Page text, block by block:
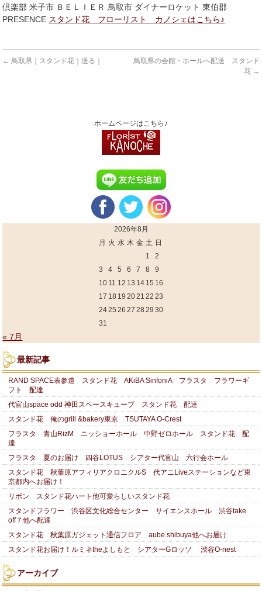
倶楽部 米子市 ＢＥＬＩＥＲ 鳥取市 ダイナーロケット 東伯郡
PRESENCE スタンド花 フローリスト カノシェはこちら♪
← 鳥取県｜スタンド花｜送る｜
鳥取県の会館・ホールへ配送 スタンド
花 →
ホームページはこちら♪
2026年8月
月 火 水 木 金 土 日
1
2
3
4 5 6 7 8
9
10 11 12 13 14 15 16
17 18 19 2021 22 23
2425 26 27 28 29 30
31
« 7月
最新記事
RAND SPACE表参道 スタンド花 AKiBA SinfoniA フラスタ フラワーギ
フト 配達
代官山space odd 神田スペースキューブ スタンド花 配達
スタンド花 俺のgrill &bakery東京 TSUTAYA O-Crest
フラスタ 青山RizM ニッショーホール 中野ゼロホール スタンド花 配
達
フラスタ 夏のお届け 四谷LOTUS シアター代官山 六行会ホール
スタンド花 秋葉原アフィリアクロニクルS 代アニLiveステーションなど東
京都内へお届け！
リボン スタンド花ハート他可愛らしいスタンド花
スタンドフラワー 渋谷区文化総合センター サイエンスホール 渋谷take
off７他へ配達
スタンド花 秋葉原ガジェット通信フロア aube shibuya他へお届け
スタンド花お届け！ルミネtheよしもと シアターGロッソ 渋谷O-nest
アーカイブ